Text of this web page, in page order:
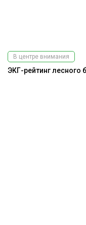
В центре внимания
ЭКГ-рейтинг лесного